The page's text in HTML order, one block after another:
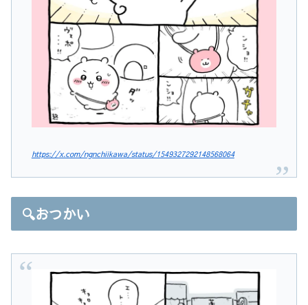
https://x.com/ngnchiikawa/status/1549327292148568064
🔍おつかい